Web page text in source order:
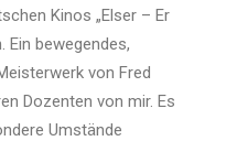
Kinos „Elser – Er
Ein bewegendes,
von Fred
Dozenten von mir. Es
Umstände